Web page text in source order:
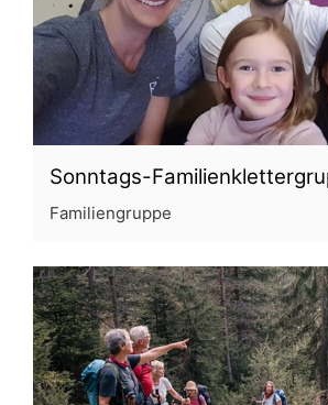
Sonntags-
Familiengruppe